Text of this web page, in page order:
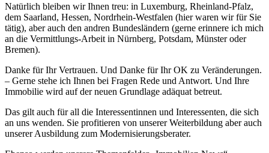
Natürlich bleiben wir Ihnen treu: in Luxemburg, Rheinland-Pfalz,
dem Saarland, Hessen, Nordrhein-Westfalen (hier waren wir für Sie
tätig), aber auch den andren Bundesländern (gerne erinnere ich mich
an die Vermittlungs-Arbeit in Nürnberg, Potsdam, Münster oder
Bremen).
Danke für Ihr Vertrauen. Und Danke für Ihr OK zu Veränderungen.
– Gerne stehe ich Ihnen bei Fragen Rede und Antwort. Und Ihre
Immobilie wird auf der neuen Grundlage adäquat betreut.
Das gilt auch für all die Interessentinnen und Interessenten, die sich
an uns wenden. Sie profitieren von unserer Weiterbildung aber auch
unserer Ausbildung zum Modernisierungsberater.